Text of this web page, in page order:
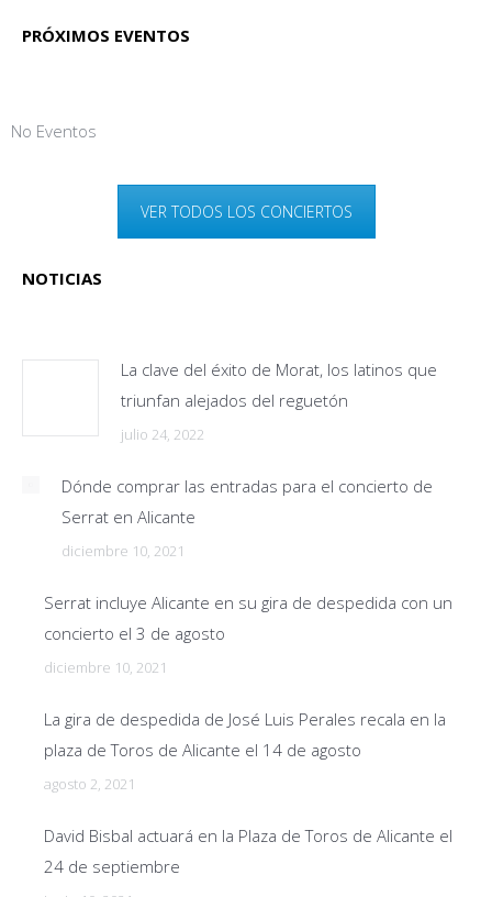
PRÓXIMOS EVENTOS
No Eventos
VER TODOS LOS CONCIERTOS
NOTICIAS
La clave del éxito de Morat, los latinos que
triunfan alejados del reguetón
julio 24, 2022
Dónde comprar las entradas para el concierto de
Serrat en Alicante
diciembre 10, 2021
Serrat incluye Alicante en su gira de despedida con un
concierto el 3 de agosto
diciembre 10, 2021
La gira de despedida de José Luis Perales recala en la
plaza de Toros de Alicante el 14 de agosto
agosto 2, 2021
David Bisbal actuará en la Plaza de Toros de Alicante el
24 de septiembre